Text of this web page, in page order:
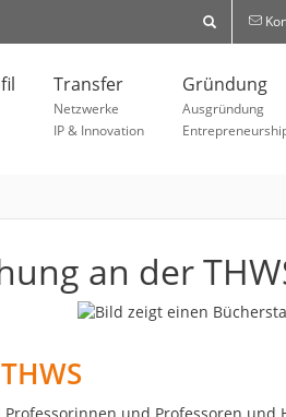
Transfer
Netzwerke
IP & Innovation
Gründung
Ausgründung
an der